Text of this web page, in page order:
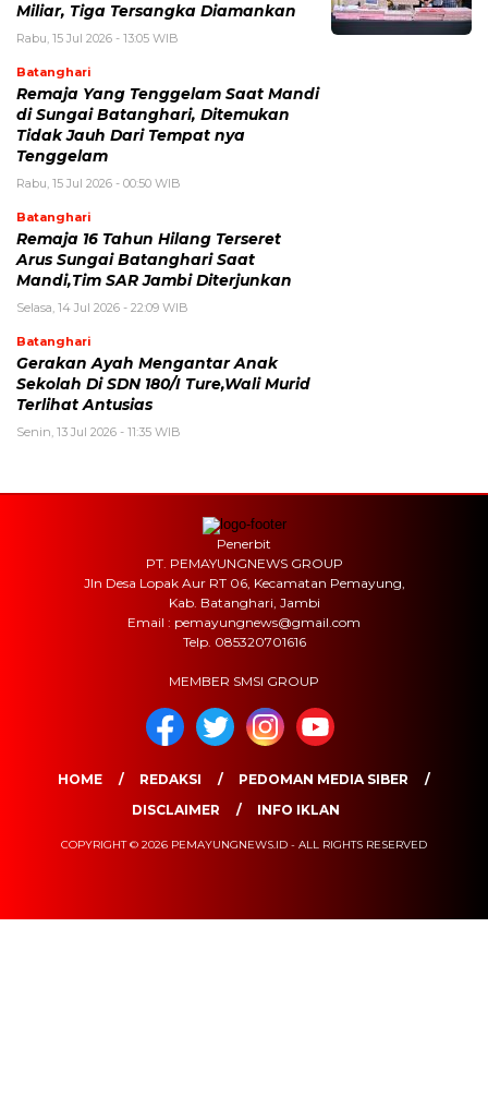
Miliar, Tiga Tersangka Diamankan
Rabu, 15 Jul 2026 - 13:05 WIB
Batanghari
Remaja Yang Tenggelam Saat Mandi
di Sungai Batanghari, Ditemukan
Tidak Jauh Dari Tempat nya
Tenggelam
Rabu, 15 Jul 2026 - 00:50 WIB
Batanghari
Remaja 16 Tahun Hilang Terseret
Arus Sungai Batanghari Saat
Mandi,Tim SAR Jambi Diterjunkan
Selasa, 14 Jul 2026 - 22:09 WIB
Batanghari
Gerakan Ayah Mengantar Anak
Sekolah Di SDN 180/I Ture,Wali Murid
Terlihat Antusias
Senin, 13 Jul 2026 - 11:35 WIB
Penerbit
PT. PEMAYUNGNEWS GROUP
Jln Desa Lopak Aur RT 06, Kecamatan Pemayung,
Kab. Batanghari, Jambi
Email : pemayungnews@gmail.com
Telp. 085320701616
MEMBER SMSI GROUP
HOME REDAKSI
PEDOMAN MEDIA SIBER
DISCLAIMER
INFO IKLAN
COPYRIGHT © 2026 PEMAYUNGNEWS.ID - ALL RIGHTS RESERVED